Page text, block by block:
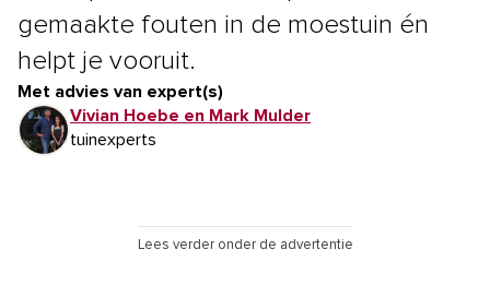
gemaakte fouten in de moestuin én
helpt je vooruit.
Met advies van expert(s)
Vivian Hoebe en Mark Mulder
tuinexperts
Lees verder onder de advertentie